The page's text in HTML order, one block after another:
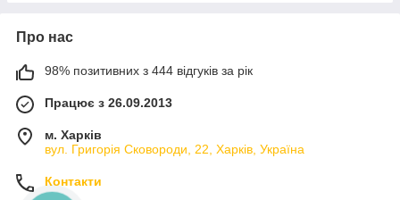
Про нас
98% позитивних з 444 відгуків за рік
Працює з 26.09.2013
м. Харків
вул. Григорія Сковороди, 22, Харків, Україна
Контакти